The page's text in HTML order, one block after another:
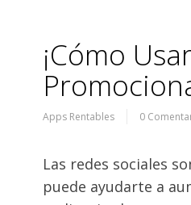
¡Cómo
Apps Rentables 0
Las redes sociales
puede ayudarte a